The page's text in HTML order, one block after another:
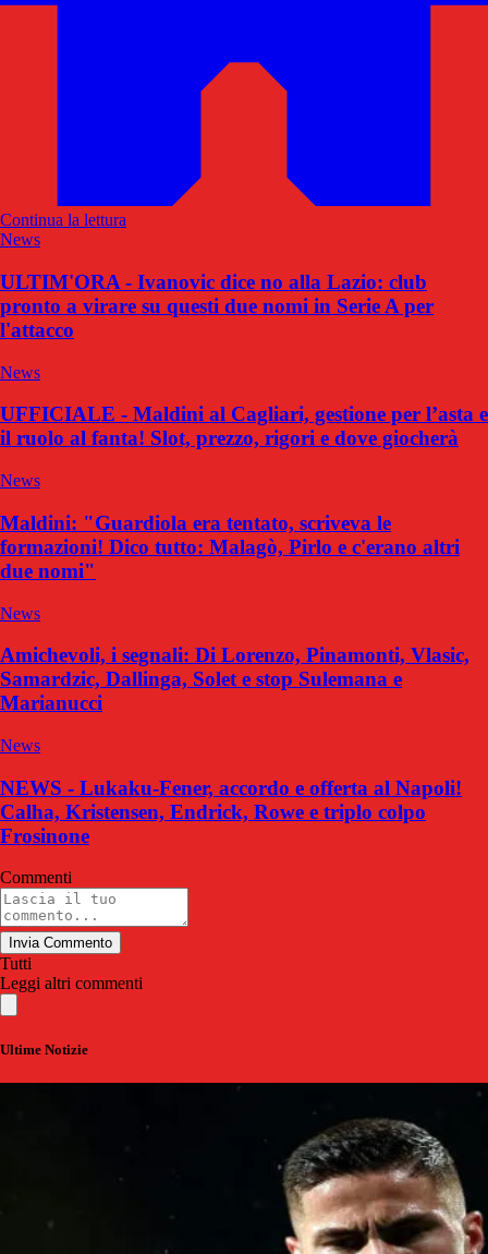
Continua la lettura
News
ULTIM'ORA - Ivanovic dice no alla Lazio: club
pronto a virare su questi due nomi in Serie A per
l'attacco
News
UFFICIALE - Maldini al Cagliari, gestione per l’asta e
il ruolo al fanta! Slot, prezzo, rigori e dove giocherà
News
Maldini: "Guardiola era tentato, scriveva le
formazioni! Dico tutto: Malagò, Pirlo e c'erano altri
due nomi"
News
Amichevoli, i segnali: Di Lorenzo, Pinamonti, Vlasic,
Samardzic, Dallinga, Solet e stop Sulemana e
Marianucci
News
NEWS - Lukaku-Fener, accordo e offerta al Napoli!
Calha, Kristensen, Endrick, Rowe e triplo colpo
Frosinone
Commenti
Invia Commento
Tutti
Leggi altri commenti
Ultime Notizie